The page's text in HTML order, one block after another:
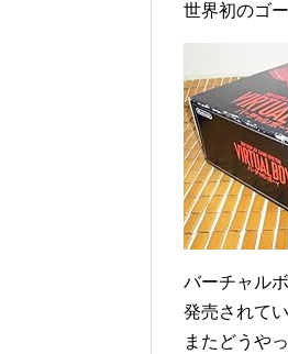
世界初のゴ
バーチャル
発売されて
またどうや